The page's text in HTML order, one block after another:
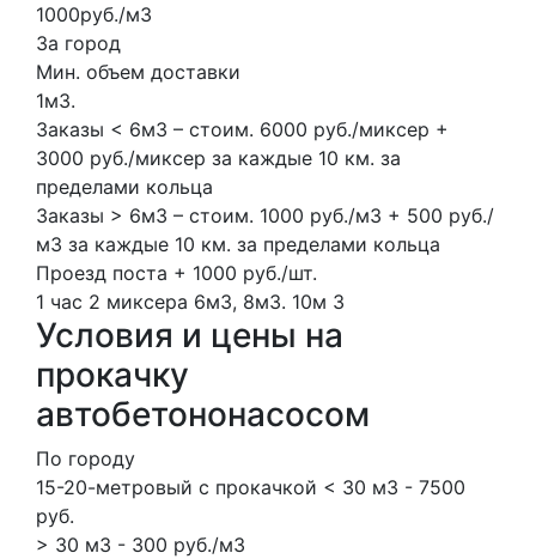
1000руб./м3
За город
Мин. объем доставки
1м3.
Заказы < 6м3 – стоим. 6000 руб./миксер +
3000 руб./миксер за каждые 10 км. за
пределами кольца
Заказы > 6м3 – стоим. 1000 руб./м3 + 500 руб./
м3 за каждые 10 км. за пределами кольца
Проезд поста + 1000 руб./шт.
1 час 2 миксера 6м3, 8м3. 10м 3
Условия и цены на
прокачку
автобетононасосом
По городу
15-20-метровый с прокачкой < 30 м3 - 7500
руб.
> 30 м3 - 300 руб./м3